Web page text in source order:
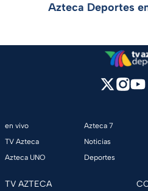
Azteca Deportes
en vivo
TV Azteca
Azteca UNO
Azteca 7
Noticias
Deportes
TV AZTECA